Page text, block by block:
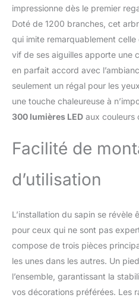
de
LED
【
Noël
impressionne dès le premier
Doté de 1200 branches, cet
qui imite remarquablement
vif de ses aiguilles apporte une
en parfait accord avec
seulement un régal pour les
une touche chaleureuse à
300 lumières LED aux couleurs
Facilité de
d’utilisation
L’installation du sapin se révèle
pour ceux qui ne sont pas
compose de trois pièces
les unes dans les autres. Un
l’ensemble, garantissant la
vos décorations préférées. Les